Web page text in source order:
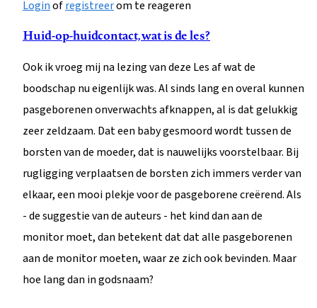
Loginofregistreerom te reageren
Huid-op-huidcontact, wat is de les?
Ook ik vroeg mij na lezing van deze Les af wat de
boodschap nu eigenlijk was. Al sinds lang en overal kunnen
pasgeborenen onverwachts afknappen, al is dat gelukkig
zeer zeldzaam. Dat een baby gesmoord wordt tussen de
borsten van de moeder, dat is nauwelijks voorstelbaar. Bij
rugligging verplaatsen de borsten zich immers verder van
elkaar, een mooi plekje voor de pasgeborene creërend. Als
- de suggestie van de auteurs - het kind dan aan de
monitor moet, dan betekent dat dat alle pasgeborenen
aan de monitor moeten, waar ze zich ook bevinden. Maar
hoe lang dan in godsnaam?